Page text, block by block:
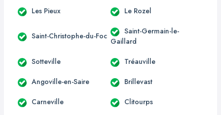
Les Pieux Le Rozel
Saint-Christophe-du-Foc
Saint-Germain-le-
Gaillard
Sotteville Tréauville
Angoville-en-Saire Brillevast
Carneville Clitourps